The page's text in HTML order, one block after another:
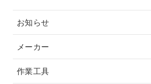
お知らせ
メーカー
作業工具